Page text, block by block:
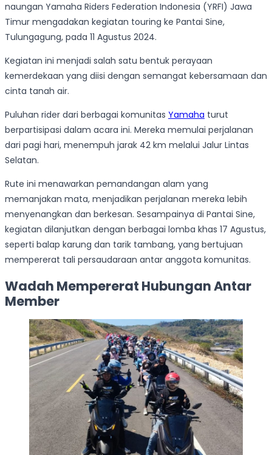
naungan Yamaha Riders Federation Indonesia (YRFI) Jawa
Timur mengadakan kegiatan touring ke Pantai Sine,
Tulungagung, pada 11 Agustus 2024.
Kegiatan ini menjadi salah satu bentuk perayaan
kemerdekaan yang diisi dengan semangat kebersamaan dan
cinta tanah air.
Puluhan rider dari berbagai komunitas Yamaha turut
berpartisipasi dalam acara ini. Mereka memulai perjalanan
dari pagi hari, menempuh jarak 42 km melalui Jalur Lintas
Selatan.
Rute ini menawarkan pemandangan alam yang
memanjakan mata, menjadikan perjalanan mereka lebih
menyenangkan dan berkesan. Sesampainya di Pantai Sine,
kegiatan dilanjutkan dengan berbagai lomba khas 17 Agustus,
seperti balap karung dan tarik tambang, yang bertujuan
mempererat tali persaudaraan antar anggota komunitas.
Wadah Mempererat Hubungan Antar
Member